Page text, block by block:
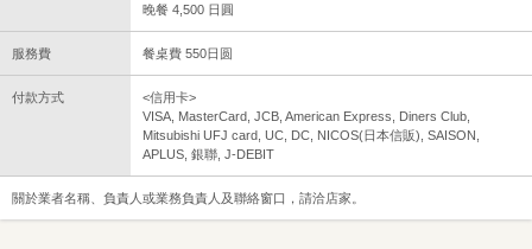
晚餐 4,500 日圓
服務費 餐桌費 550日圆
付款方式
<信用卡>
VISA, MasterCard, JCB, American Express, Diners Club,
Mitsubishi UFJ card, UC, DC, NICOS(日本信販), SAISON,
APLUS, 銀聯, J-DEBIT
關於業者名稱、負責人或業務負責人及聯絡窗口，請洽店家。